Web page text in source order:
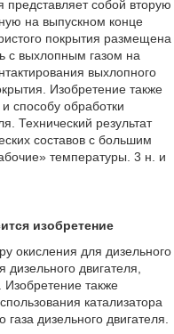
представляет собой вторую
на выпускном конце
покрытия размещена
с выхлопным газом на
выхлопного
Изобретение также
способу обработки
Технический результат
составов с большим
температуры. 3 н. и
изобретение
окисления для дизельного
двигателя,
также
катализатора
дизельного двигателя.